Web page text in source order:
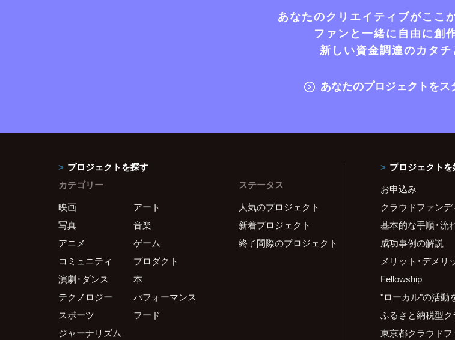
あなたのクリエイティブがここ
ファンと一緒に自由に創
新しい資金調達のカタチ
あなたのプロジェクトをス
プロジェクトを探す
カテゴリー
映画
アート
写真
音楽
アニメ
ゲーム
コミュニティ
プロダクト
演劇・ダンス
本
テクノロジー
パフォーマンス
スポーツ
フード
ジャーナリズム
ステータス
人気のプロジェクト
新着プロジェクト
終了間際のプロジェクト
プロジェクト
お申込み
クラウドファン
基本的な手順・流
成功事例の解説
メリット・デメリ
Fellowship
"ローカル"の活動
ふるさと納税型
東京都クラウド